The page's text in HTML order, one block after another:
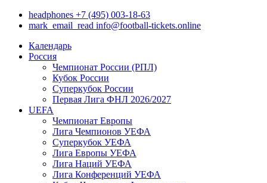
headphones +7 (495) 003-18-63
mark_email_read info@football-tickets.online
Календарь
Россия
Чемпионат России (РПЛ)
Кубок России
Суперкубок России
Первая Лига ФНЛ 2026/2027
UEFA
Чемпионат Европы
Лига Чемпионов УЕФА
Суперкубок УЕФА
Лига Европы УЕФА
Лига Наций УЕФА
Лига Конференций УЕФА